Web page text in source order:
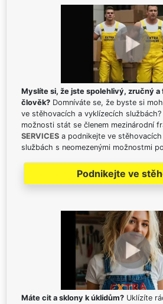
Myslíte si, že jste spolehlivý, zručný
člověk? Domníváte se, že byste si
ve stěhovacích a vyklízecích
možnosti stát se členem mezinárodní
SERVICES a podnikejte ve
službách s neomezenými možnostmi
Podnikejte ve
Máte cit a sklony k úklidům? Uklízíte